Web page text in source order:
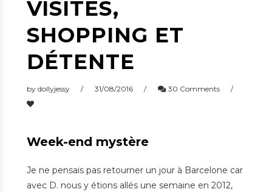
VISITES,
SHOPPING ET
DÉTENTE
by dollyjessy 31/08/2016 30 Comments
Week-end mystère
Je ne pensais pas retourner un jour à Barcelone car
avec D. nous y étions allés une semaine en 2012,